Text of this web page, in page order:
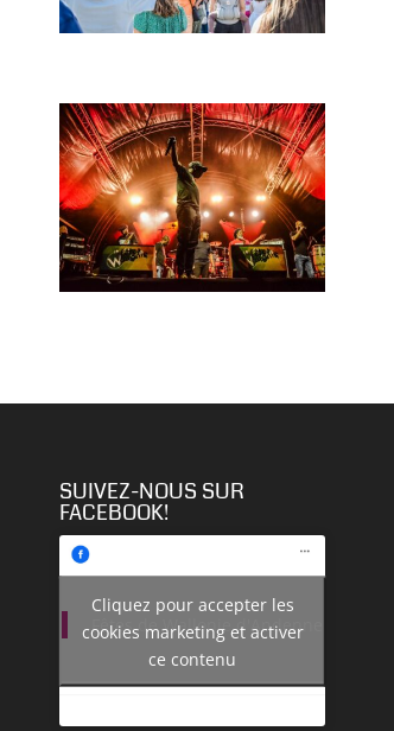
SUIVEZ-NOUS SUR
FACEBOOK!
Fêtes de Wallonie d'Andenne
Cliquez pour accepter les
cookies marketing et activer
ce contenu